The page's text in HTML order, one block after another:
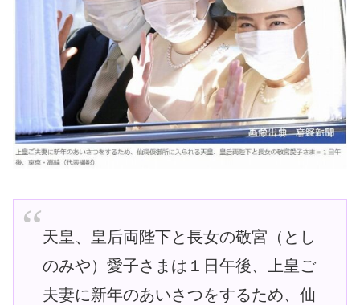
天皇、皇后両陛下と長女の敬宮（とし
のみや）愛子さまは１日午後、上皇ご
夫妻に新年のあいさつをするため、仙